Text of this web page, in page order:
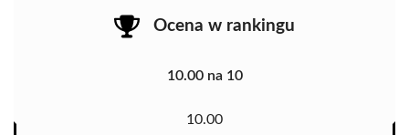
Ocena w rankingu
10.00 na 10
10.00